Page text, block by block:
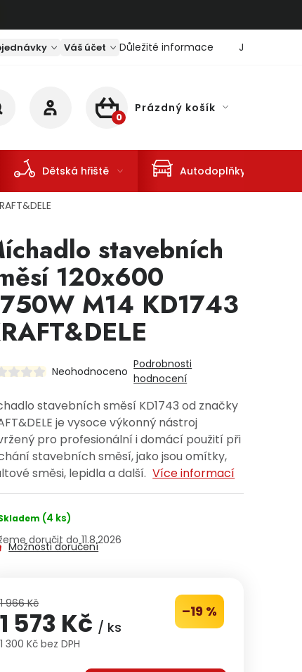
Váš účet Důležité informace Jaký je
NÁKUPNÍ KOŠÍK
Prázdný košík
Dětská hřiště Autodoplňky
stavebních
120x600
M14 KD1743
Neohodnoceno
Podrobnosti
hodnocení
stavebních směsí KD1743 od značky
je vysoce výkonný nástroj
pro profesionální i domácí použití při
stavebních směsí, jako jsou omítky,
směsi, lepidla a další. Více informací
(4 ks)
11.8.2026
Možnosti doručení
1 966 Kč –19 %
1 573 Kč / ks
1 300 Kč bez DPH